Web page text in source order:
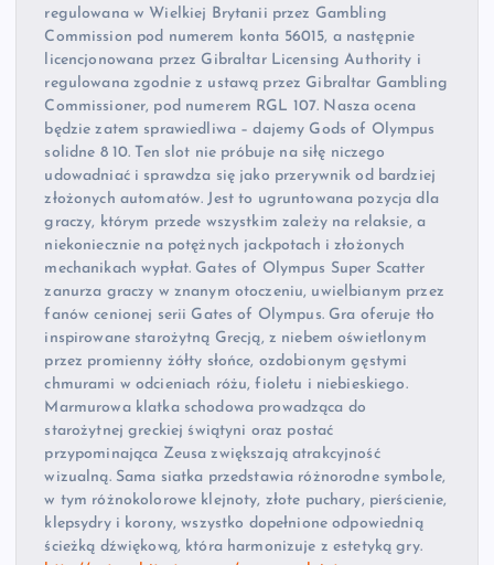
regulowana w Wielkiej Brytanii przez Gambling
Commission pod numerem konta 56015, a następnie
licencjonowana przez Gibraltar Licensing Authority i
regulowana zgodnie z ustawą przez Gibraltar Gambling
Commissioner, pod numerem RGL 107. Nasza ocena
będzie zatem sprawiedliwa – dajemy Gods of Olympus
solidne 8 10. Ten slot nie próbuje na siłę niczego
udowadniać i sprawdza się jako przerywnik od bardziej
złożonych automatów. Jest to ugruntowana pozycja dla
graczy, którym przede wszystkim zależy na relaksie, a
niekoniecznie na potężnych jackpotach i złożonych
mechanikach wypłat. Gates of Olympus Super Scatter
zanurza graczy w znanym otoczeniu, uwielbianym przez
fanów cenionej serii Gates of Olympus. Gra oferuje tło
inspirowane starożytną Grecją, z niebem oświetlonym
przez promienny żółty słońce, ozdobionym gęstymi
chmurami w odcieniach różu, fioletu i niebieskiego.
Marmurowa klatka schodowa prowadząca do
starożytnej greckiej świątyni oraz postać
przypominająca Zeusa zwiększają atrakcyjność
wizualną. Sama siatka przedstawia różnorodne symbole,
w tym różnokolorowe klejnoty, złote puchary, pierścienie,
klepsydry i korony, wszystko dopełnione odpowiednią
ścieżką dźwiękową, która harmonizuje z estetyką gry.